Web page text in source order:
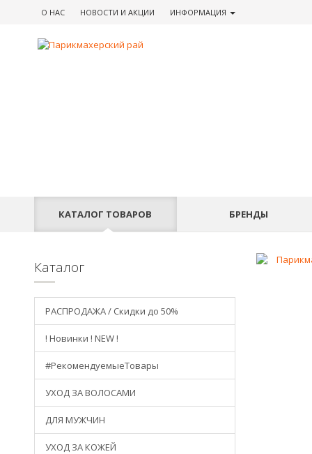
О НАС НОВОСТИ И АКЦИИ ИНФОРМАЦИЯ
КАТАЛОГ ТОВАРОВ БРЕНДЫ
Каталог
РАСПРОДАЖА / Скидки до 50%
! Новинки ! NEW !
#РекомендуемыеТовары
УХОД ЗА ВОЛОСАМИ
ДЛЯ МУЖЧИН
УХОД ЗА КОЖЕЙ